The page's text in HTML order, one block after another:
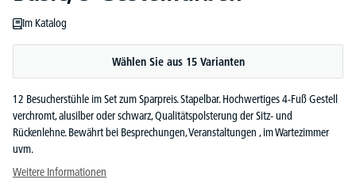
Im Katalog
Wählen Sie aus 15 Varianten
12 Besucherstühle im Set zum Sparpreis. Stapelbar. Hochwertiges 4-Fuß Gestell
verchromt, alusilber oder schwarz, Qualitätspolsterung der Sitz- und
Rückenlehne. Bewährt bei Besprechungen, Veranstaltungen , im Wartezimmer
uvm.
Weitere Informationen